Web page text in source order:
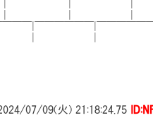
07/09(火) 21:18:24.75